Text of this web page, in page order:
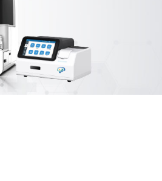
русский
español